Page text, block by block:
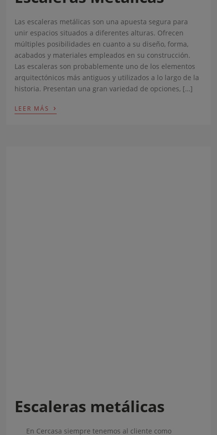
Las escaleras metálicas son una apuesta segura para
unir espacios situados a diferentes alturas. Ofrecen
múltiples posibilidades en cuanto a su diseño, forma,
acabados y materiales empleados en su construcción.
Las escaleras son probablemente uno de los elementos
arquitectónicos más antiguos y utilizados a lo largo de la
historia. Presentan una gran variedad de opciones, […]
LEER MÁS ›
Escaleras metálicas
En Cercasa siempre tenemos al cliente como